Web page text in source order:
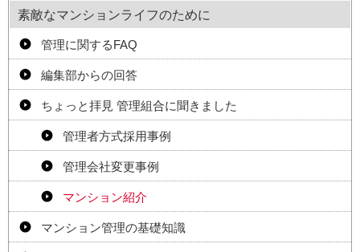
素敵なマンションライフのために
管理に関するFAQ
編集部からの回答
ちょっと拝見 管理組合に聞きました
管理者方式採用事例
管理会社変更事例
マンション紹介
マンション管理の基礎知識